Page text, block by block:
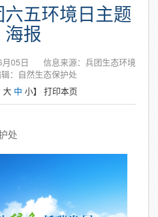
六五环境日主题
海报
05日
信息来源：兵团生态环境
：自然生态保护处
大 中 小】 打印本页
处